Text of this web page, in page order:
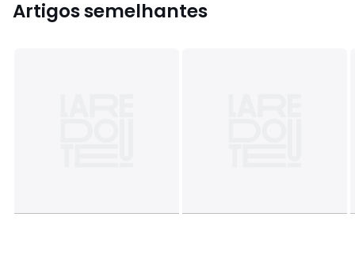
Artigos semelhantes